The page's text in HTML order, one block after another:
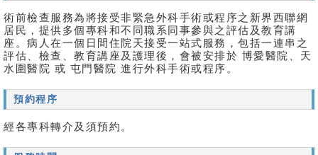
術前檢查服務為將接受非緊急外科手術或程序之新界西聯網
居民，提供多個專科和不同職系同事參與之評估及教育講
座。病人在一個日間住院天接受一站式服務，包括一連串之
評估、檢查、教育講座及護理後，會被安排於 博愛醫院、天
水圍醫院 或 屯門醫院 進行外科手術或程序。
預約程序
經各專科轉介及須預約。